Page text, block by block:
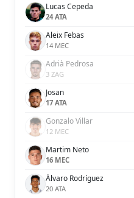
Lucas Cepeda
24 ATA
Aleix Febas
14 MEC
Adrià Pedrosa
3 ZAG
Josan
17 ATA
Gonzalo Villar
12 MEC
Martim Neto
16 MEC
Álvaro Rodríguez
20 ATA